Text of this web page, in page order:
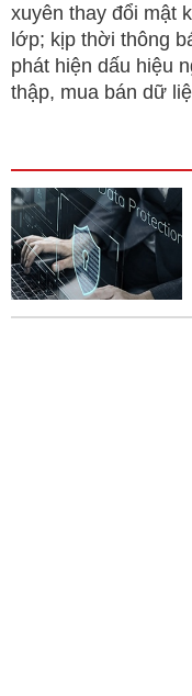
xuyên thay đổi mật
lớp; kịp thời thông
phát hiện dấu hiệu
thập, mua bán dữ